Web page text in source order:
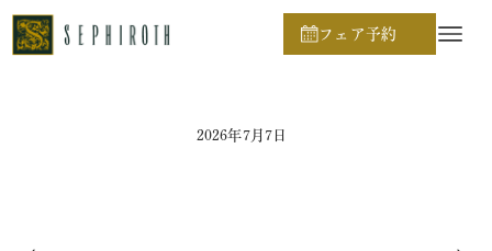
フェア予約
ホーム
2026年7月7日